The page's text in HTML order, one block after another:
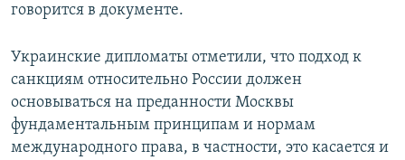
говорится в документе.
Украинские дипломаты отметили, что подход к
санкциям относительно России должен
основываться на преданности Москвы
фундаментальным принципам и нормам
международного права, в частности, это касается и